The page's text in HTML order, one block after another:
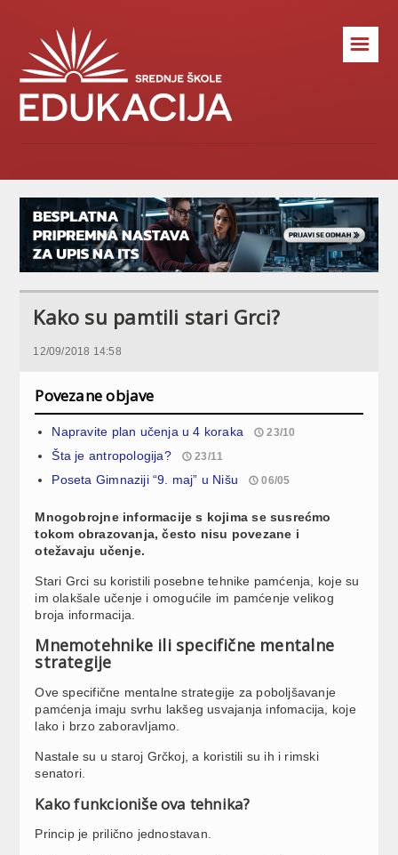
☰
Kako su pamtili stari Grci?
12/09/2018 14:58
Povezane objave
Napravite plan učenja u 4 koraka 23/10
Šta je antropologija? 23/11
Poseta Gimnaziji “9. maj” u Nišu 06/05
Mnogobrojne informacije s kojima se susrećmo
tokom obrazovanja, često nisu povezane i
otežavaju učenje.
Stari Grci su koristili posebne tehnike pamćenja, koje su
im olakšale učenje i omogućile im pamćenje velikog
broja informacija.
Mnemotehnike ili specifične mentalne
strategije
Ove specifične mentalne strategije za poboljšavanje
pamćenja imaju svrhu lakšeg usvajanja infomacija, koje
lako i brzo zaboravljamo.
Nastale su u staroj Grčkoj, a koristili su ih i rimski
senatori.
Kako funkcioniše ova tehnika?
Princip je prilično jednostavan.